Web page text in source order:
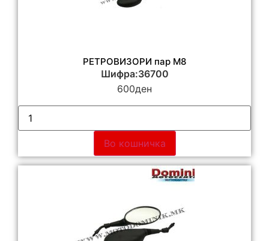
РЕТРОВИЗОРИ пар M8
Шифра:36700
600ден
Во кошничка